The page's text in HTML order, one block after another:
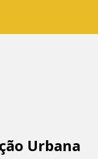
Urbana